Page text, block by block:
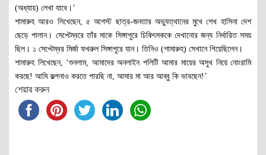
(অধ্যায়) লেখা যাবে।’
শামারুহ আরও লিখেছেন, ৫ আগস্ট ছাত্র-জনতার অভ্যুত্থানের মুখে শেখ হাসিনা দেশ
ছেড়ে পালান। সেপ্টেম্বরে তাঁর মাকে সিঙ্গাপুরে চিকিৎসককে দেখানোর জন্য নির্ধারিত সময়
ছিল। ১ সেপ্টেম্বর মির্জা ফখরুল সিঙ্গাপুরে যান। তিনিও (শামারুহ) সেখানে গিয়েছিলেন।
শামারুহ লিখেছেন, ‘শুনলাম, আমাদের অনলাইন পলিটি আমার মায়ের অসুখ নিয়ে নোংরামি
করছে! আমি কল্পনাও করতে পারছি না, আমার মা আর আব্বু কি ভাবছেন!’
শেয়ার করুন